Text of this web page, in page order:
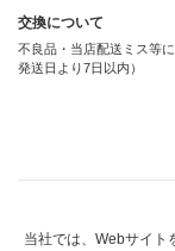
交換について
不良品・当店配送ミス等
発送日より7日以内）
当社では、Webサイト